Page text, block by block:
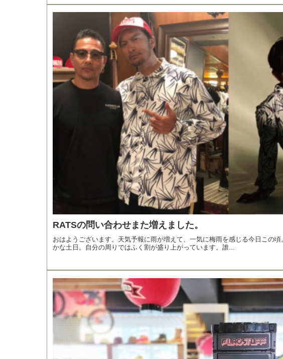
RATSの問い合わせまた増えました。
おはようございます。天気予報に雨が増えて、一気に梅雨を感じる今日この
かな土日。自分の周りではふく割が盛り上がっています。誰...